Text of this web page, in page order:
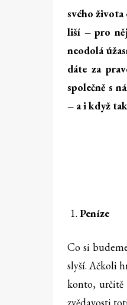
svého života
liší – pro
neodolá
dáte za
společně s
– a i když
Peníze
Co si
slyší. Ačkoli
konto, určitě